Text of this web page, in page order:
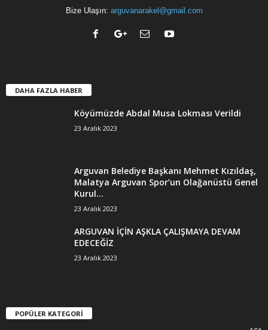
Bize Ulaşın: arguvanarakel@gmail.com
DAHA FAZLA HABER
Köyümüzde Abdal Musa Lokması Verildi
23 Aralık 2023
Arguvan Belediye Başkanı Mehmet Kızıldaş,
Malatya Arguvan Spor’un Olağanüstü Genel
Kurul...
23 Aralık 2023
ARGUVAN İÇİN AŞKLA ÇALIŞMAYA DEVAM
EDECEĞİZ
23 Aralık 2023
POPÜLER KATEGORİ